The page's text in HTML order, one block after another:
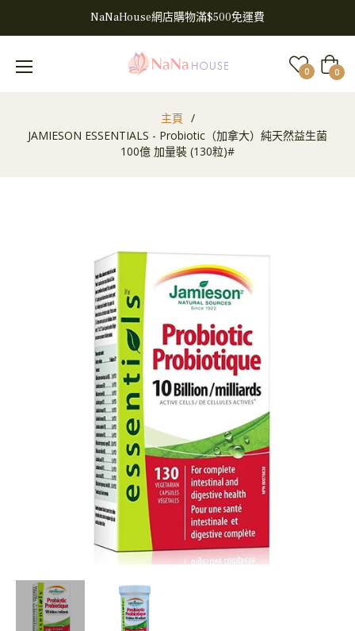
NaNaHouse網店購物滿$500免運費
0 大
車 0
主頁 /
JAMIESON ESSENTIALS - Probiotic（加拿大）純天然益生菌
100億 加量裝 (130粒)#